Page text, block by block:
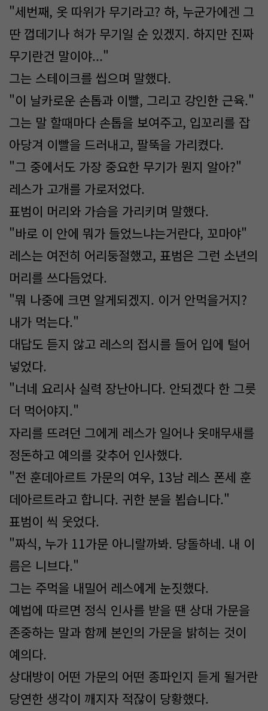
"세번째, 옷 따위가 무기라고? 하, 누군가에겐 그
딴 껍데기나 혀가 무기일 순 있겠지. 하지만 진짜
무기란건 말이야..."
그는 스테이크를 씹으며 말했다.
"이 날카로운 손톱과 이빨, 그리고 강인한 근육."
그는 말 할때마다 손톱을 보여주고, 입꼬리를 잡
아당겨 이빨을 드러내고, 팔뚝을 가리켰다.
"그 중에서도 가장 중요한 무기가 뭔지 알아?"
레스가 고개를 가로저었다.
표범이 머리와 가슴을 가리키며 말했다.
"바로 이 안에 뭐가 들었느냐는거란다, 꼬마야"
레스는 여전히 어리둥절했고, 표범은 그런 소년의
머리를 쓰다듬었다.
"뭐 나중에 크면 알게되겠지. 이거 안먹을거지?
내가 먹는다."
대답도 듣지 않고 레스의 접시를 들어 입에 털어
넣었다.
"너네 요리사 실력 장난아니다. 안되겠다 한 그릇
더 먹어야지."
자리를 뜨려던 그에게 레스가 일어나 옷매무새를
정돈하고 예의를 갖추어 인사했다.
"전 훈데아르트 가문의 여우, 13남 레스 폰세 훈
데아르트라고 합니다. 귀한 분을 뵙습니다."
표범이 씩 웃었다.
"짜식, 누가 11가문 아니랄까봐. 당돌하네. 내 이
름은 니브다."
그는 주먹을 내밀어 레스에게 눈짓했다.
예법에 따르면 정식 인사를 받을 땐 상대 가문을
존중하는 말과 함께 본인의 가문을 밝히는 것이
예의다.
상대방이 어떤 가문의 어떤 종파인지 듣게 될거란
당연한 생각이 깨지자 적잖이 당황했다.